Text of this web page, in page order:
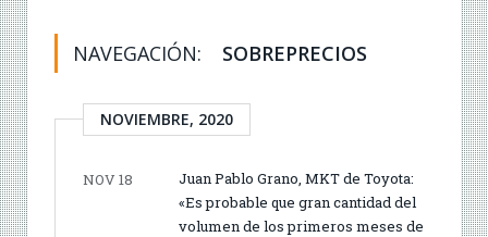
NAVEGACIÓN: SOBREPRECIOS
NOVIEMBRE, 2020
NOV 18
Juan Pablo Grano, MKT de Toyota:
«Es probable que gran cantidad del
volumen de los primeros meses de